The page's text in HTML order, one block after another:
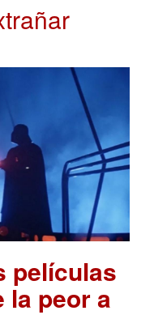
películas
la peor a